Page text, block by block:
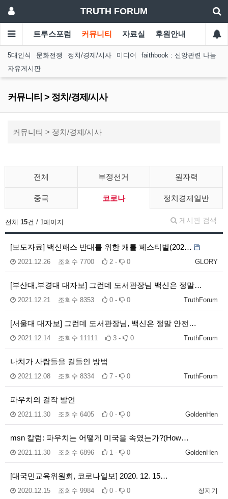
TRUTH FORUM
트루스포럼 커뮤니티 자료실 후원안내
5대인식 문화전쟁 정치/경제/시사 미디어
faithbook : 신앙관련 나눔
자유게시판
커뮤니티 > 정치/경제/시사
커뮤니티 > 정치/경제/시사
전체 부정선거 원자력
중국 코로나 정치경제일반
게시판 검색
전체 15건 / 1페이지
[보도자료] 백신패스 반대를 위한 캐롤 페스티벌(202…
GLORY
2021.12.26 조회수 7700 2 - 0
[부산대,부경대 대자보] 그런데 도서관장님 백신은 정말…
TruthForum
2021.12.21 조회수 8353 0 - 0
[서울대 대자보] 그런데 도서관장님, 백신은 정말 안전…
TruthForum
2021.12.14 조회수 11111 3 - 0
나치가 사람들을 길들인 방법
TruthForum
2021.12.08 조회수 8334 7 - 0
파우치의 걸작 발언
GoldenHen
2021.11.30 조회수 6405 0 - 0
msn 칼럼: 파우치는 어떻게 미국을 속였는가?(How…
GoldenHen
2021.11.30 조회수 6896 1 - 0
[대국민교육위원회, 코로나일보] 2020. 12. 15…
청지기
2020.12.15 조회수 9984 0 - 0